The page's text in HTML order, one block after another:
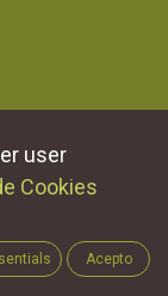
user
Cookies
Acepto